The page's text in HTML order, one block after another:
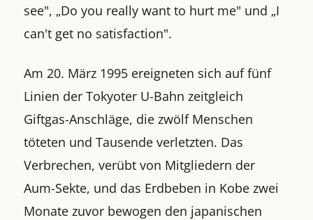
see", „Do you really want to hurt me" und „I
can't get no satisfaction".
Am 20. März 1995 ereigneten sich auf fünf
Linien der Tokyoter U-Bahn zeitgleich
Giftgas-Anschläge, die zwölf Menschen
töteten und Tausende verletzten. Das
Verbrechen, verübt von Mitgliedern der
Aum-Sekte, und das Erdbeben in Kobe zwei
Monate zuvor bewogen den japanischen